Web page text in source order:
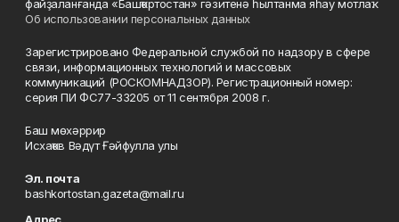
файҙаланғанда «Башҡортостан» гәзитенә һылтанма яһау мотлаҡ.
Об использовании персональных данных
Зарегистрировано Федеральной службой по надзору в сфере
связи, информационных технологий и массовых
коммуникаций (РОСКОМНАДЗОР). Регистрационный номер:
серия ПИ ФС77-33205 от 11 сентября 2008 г.
Баш мөхәррир
Исхаҡов Вәдүт Ғәйфулла улы
Эл. почта
bashkortostan.gazeta@mail.ru